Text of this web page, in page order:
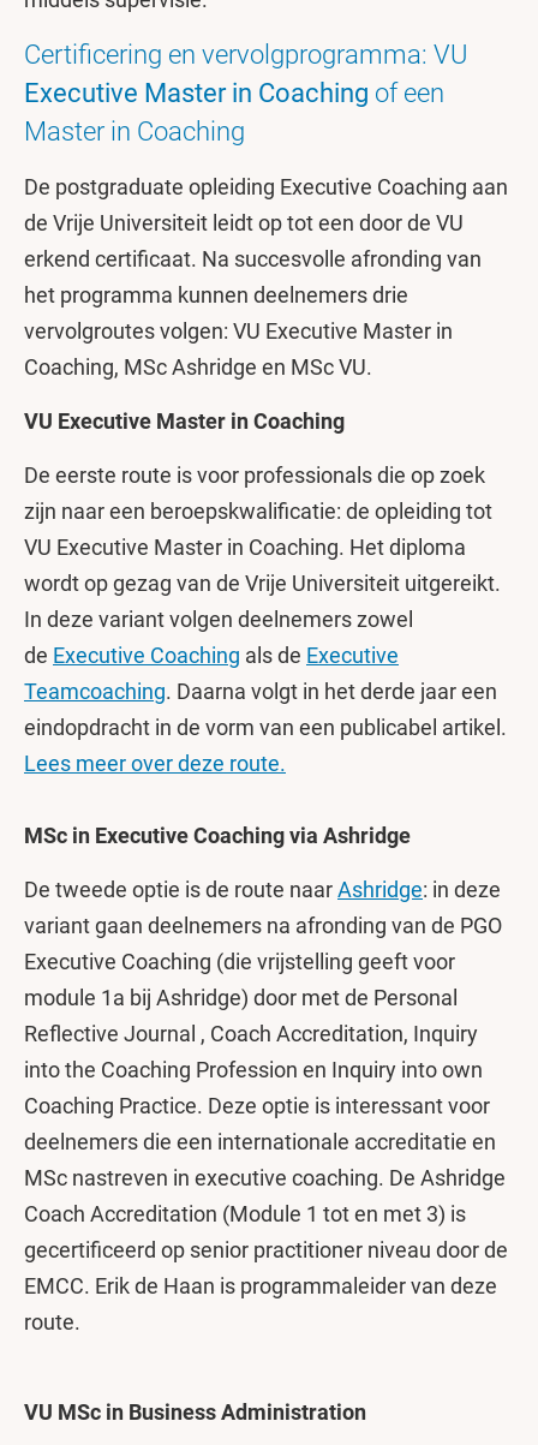
Certificering en vervolgprogramma: VU
Executive Master in Coaching of een
Master in Coaching
De postgraduate opleiding Executive Coaching aan
de Vrije Universiteit leidt op tot een door de VU
erkend certificaat. Na succesvolle afronding van
het programma kunnen deelnemers drie
vervolgroutes volgen: VU Executive Master in
Coaching, MSc Ashridge en MSc VU.
VU Executive Master in Coaching
De eerste route is voor professionals die op zoek
zijn naar een beroepskwalificatie: de opleiding tot
VU Executive Master in Coaching. Het diploma
wordt op gezag van de Vrije Universiteit uitgereikt.
In deze variant volgen deelnemers zowel
de Executive Coaching als de Executive
Teamcoaching. Daarna volgt in het derde jaar een
eindopdracht in de vorm van een publicabel artikel.
Lees meer over deze route.
MSc in Executive Coaching via Ashridge
De tweede optie is de route naarAshridge: in deze
variant gaan deelnemers na afronding van de PGO
Executive Coaching (die vrijstelling geeft voor
module 1a bij Ashridge) door met de Personal
Reflective Journal , Coach Accreditation, Inquiry
into the Coaching Profession en Inquiry into own
Coaching Practice. Deze optie is interessant voor
deelnemers die een internationale accreditatie en
MSc nastreven in executive coaching. De Ashridge
Coach Accreditation (Module 1 tot en met 3) is
gecertificeerd op senior practitioner niveau door de
EMCC. Erik de Haan is programmaleider van deze
route.
VU MSc in Business Administration